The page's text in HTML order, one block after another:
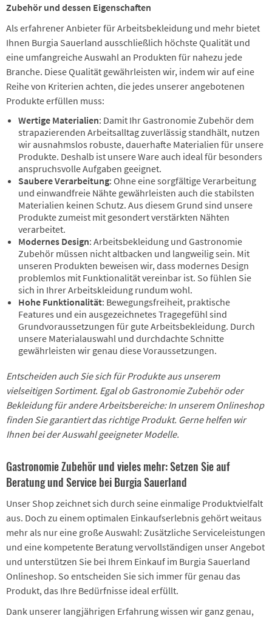
Zubehör und dessen Eigenschaften
Als erfahrener Anbieter für Arbeitsbekleidung und mehr bietet
Ihnen Burgia Sauerland ausschließlich höchste Qualität und
eine umfangreiche Auswahl an Produkten für nahezu jede
Branche. Diese Qualität gewährleisten wir, indem wir auf eine
Reihe von Kriterien achten, die jedes unserer angebotenen
Produkte erfüllen muss:
Wertige Materialien: Damit Ihr Gastronomie Zubehör dem
strapazierenden Arbeitsalltag zuverlässig standhält, nutzen
wir ausnahmslos robuste, dauerhafte Materialien für unsere
Produkte. Deshalb ist unsere Ware auch ideal für besonders
anspruchsvolle Aufgaben geeignet.
Saubere Verarbeitung: Ohne eine sorgfältige Verarbeitung
und einwandfreie Nähte gewährleisten auch die stabilsten
Materialien keinen Schutz. Aus diesem Grund sind unsere
Produkte zumeist mit gesondert verstärkten Nähten
verarbeitet.
Modernes Design: Arbeitsbekleidung und Gastronomie
Zubehör müssen nicht altbacken und langweilig sein. Mit
unseren Produkten beweisen wir, dass modernes Design
problemlos mit Funktionalität vereinbar ist. So fühlen Sie
sich in Ihrer Arbeitskleidung rundum wohl.
Hohe Funktionalität: Bewegungsfreiheit, praktische
Features und ein ausgezeichnetes Tragegefühl sind
Grundvoraussetzungen für gute Arbeitsbekleidung. Durch
unsere Materialauswahl und durchdachte Schnitte
gewährleisten wir genau diese Voraussetzungen.
Entscheiden auch Sie sich für Produkte aus unserem
vielseitigen Sortiment. Egal ob Gastronomie Zubehör oder
Bekleidung für andere Arbeitsbereiche: In unserem Onlineshop
finden Sie garantiert das richtige Produkt. Gerne helfen wir
Ihnen bei der Auswahl geeigneter Modelle.
Gastronomie Zubehör und vieles mehr: Setzen Sie auf
Beratung und Service bei Burgia Sauerland
Unser Shop zeichnet sich durch seine einmalige Produktvielfalt
aus. Doch zu einem optimalen Einkaufserlebnis gehört weitaus
mehr als nur eine große Auswahl: Zusätzliche Serviceleistungen
und eine kompetente Beratung vervollständigen unser Angebot
und unterstützen Sie bei Ihrem Einkauf im Burgia Sauerland
Onlineshop. So entscheiden Sie sich immer für genau das
Produkt, das Ihre Bedürfnisse ideal erfüllt.
Dank unserer langjährigen Erfahrung wissen wir ganz genau,